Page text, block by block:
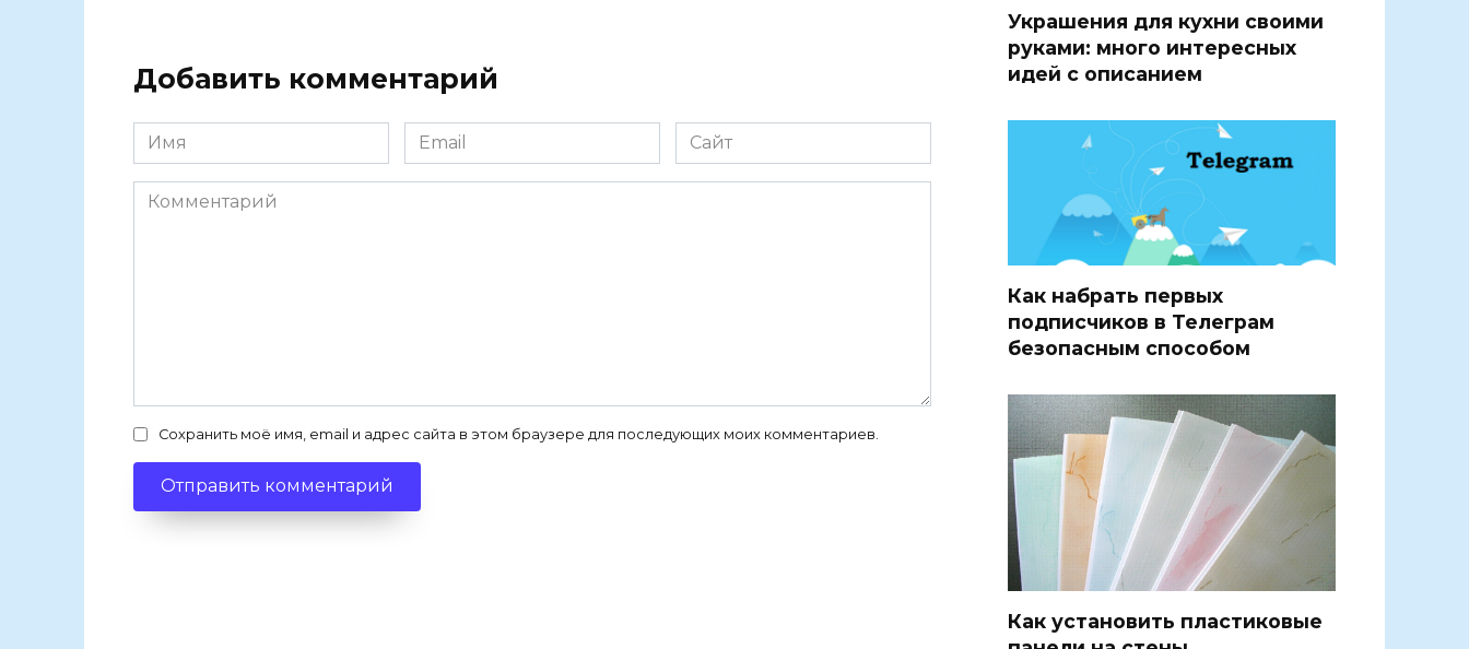
Добавить комментарий
Имя Email Сайт
Комментарий
Сохранить моё имя, email и адрес сайта в этом браузере для последующих моих комментариев.
Украшения для кухни своими
руками: много интересных
идей с описанием
Как набрать первых
подписчиков в Телеграм
безопасным способом
Как установить пластиковые